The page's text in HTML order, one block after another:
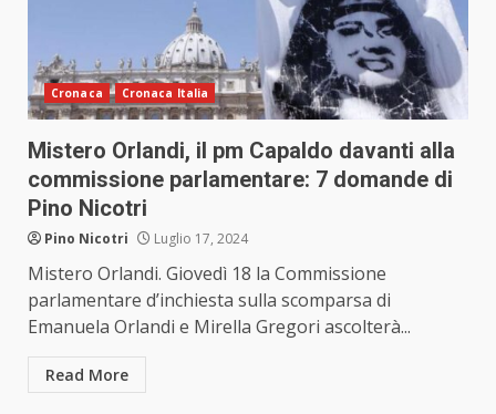
Cronaca Cronaca Italia
Mistero Orlandi, il pm Capaldo davanti alla
commissione parlamentare: 7 domande di
Pino Nicotri
Pino Nicotri Luglio 17, 2024
Mistero Orlandi. Giovedì 18 la Commissione
parlamentare d’inchiesta sulla scomparsa di
Emanuela Orlandi e Mirella Gregori ascolterà...
Read More